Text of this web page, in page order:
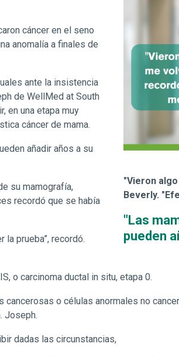
"Vieron
Beverly.
"Las
pueden
cáncer en el seno
anomalía a finales de
ante la insistencia
de WellMed at South
en una etapa muy
cáncer de mama.
añadir años a su
su mamografía,
recordó que se había
la prueba”, recordó.
o carcinoma ductal in situ, etapa 0.
cancerosas o células anormales no
Joseph.
dadas las circunstancias,